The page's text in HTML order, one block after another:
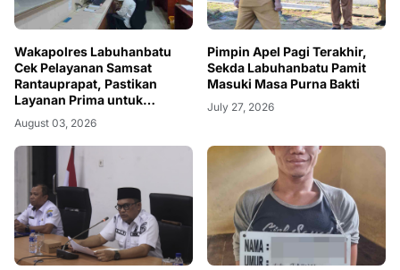
Wakapolres Labuhanbatu
Cek Pelayanan Samsat
Rantauprapat, Pastikan
Layanan Prima untuk
Masyarakat
August 03, 2026
Pimpin Apel Pagi Terakhir,
Sekda Labuhanbatu Pamit
Masuki Masa Purna Bakti
July 27, 2026